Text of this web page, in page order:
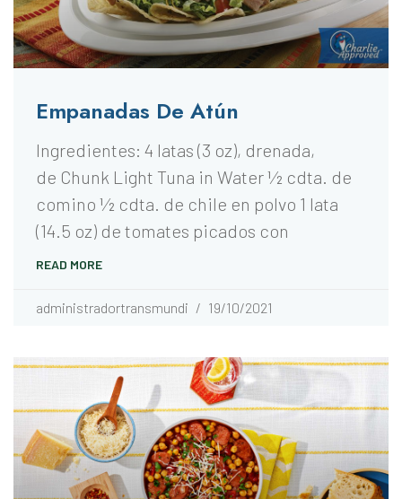
Empanadas De Atún
Ingredientes: 4 latas (3 oz), drenada,
de Chunk Light Tuna in Water 1⁄2 cdta. de
comino 1⁄2 cdta. de chile en polvo 1 lata
(14.5 oz) de tomates picados con
READ MORE
administradortransmundi 19/10/2021